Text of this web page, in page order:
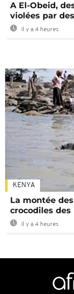
A El-Obeid,
violées par
Il y a 4 heures
KENYA
La montée
crocodiles
Il y a 4 heures